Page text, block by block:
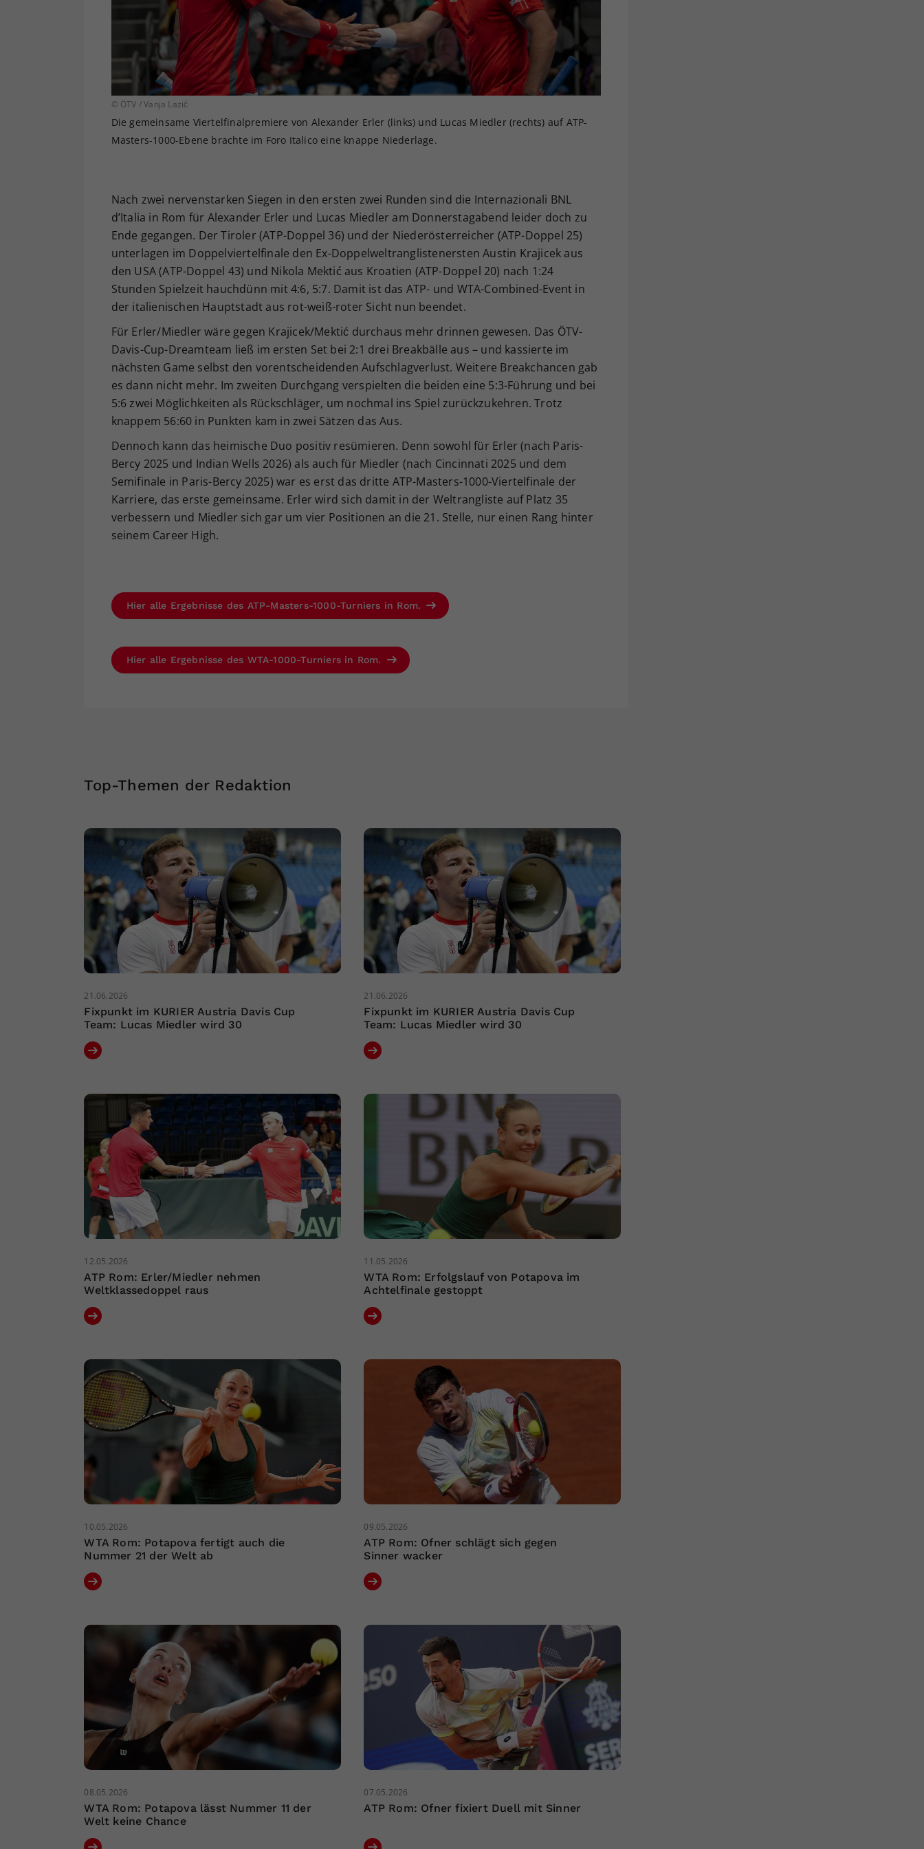
© ÖTV / Vanja Lazić
Die gemeinsame Viertelfinalpremiere von Alexander Erler (links) und Lucas Miedler (rechts) auf ATP-
Masters-1000-Ebene brachte im Foro Italico eine knappe Niederlage.
Nach zwei nervenstarken Siegen in den ersten zwei Runden sind die Internazionali BNL
d’Italia in Rom für Alexander Erler und Lucas Miedler am Donnerstagabend leider doch zu
Ende gegangen. Der Tiroler (ATP-Doppel 36) und der Niederösterreicher (ATP-Doppel 25)
unterlagen im Doppelviertelfinale den Ex-Doppelweltranglistenersten Austin Krajicek aus
den USA (ATP-Doppel 43) und Nikola Mektić aus Kroatien (ATP-Doppel 20) nach 1:24
Stunden Spielzeit hauchdünn mit 4:6, 5:7. Damit ist das ATP- und WTA-Combined-Event in
der italienischen Hauptstadt aus rot-weiß-roter Sicht nun beendet.
Für Erler/Miedler wäre gegen Krajicek/Mektić durchaus mehr drinnen gewesen. Das ÖTV-
Davis-Cup-Dreamteam ließ im ersten Set bei 2:1 drei Breakbälle aus – und kassierte im
nächsten Game selbst den vorentscheidenden Aufschlagverlust. Weitere Breakchancen gab
es dann nicht mehr. Im zweiten Durchgang verspielten die beiden eine 5:3-Führung und bei
5:6 zwei Möglichkeiten als Rückschläger, um nochmal ins Spiel zurückzukehren. Trotz
knappem 56:60 in Punkten kam in zwei Sätzen das Aus.
Dennoch kann das heimische Duo positiv resümieren. Denn sowohl für Erler (nach Paris-
Bercy 2025 und Indian Wells 2026) als auch für Miedler (nach Cincinnati 2025 und dem
Semifinale in Paris-Bercy 2025) war es erst das dritte ATP-Masters-1000-Viertelfinale der
Karriere, das erste gemeinsame. Erler wird sich damit in der Weltrangliste auf Platz 35
verbessern und Miedler sich gar um vier Positionen an die 21. Stelle, nur einen Rang hinter
seinem Career High.
Hier alle Ergebnisse des ATP-Masters-1000-Turniers in Rom.
Hier alle Ergebnisse des WTA-1000-Turniers in Rom.
Top-Themen der Redaktion
21.06.2026
Fixpunkt im KURIER Austria Davis Cup
Team: Lucas Miedler wird 30
21.06.2026
Fixpunkt im KURIER Austria Davis Cup
Team: Lucas Miedler wird 30
12.05.2026
ATP Rom: Erler/Miedler nehmen
Weltklassedoppel raus
11.05.2026
WTA Rom: Erfolgslauf von Potapova im
Achtelfinale gestoppt
10.05.2026
WTA Rom: Potapova fertigt auch die
Nummer 21 der Welt ab
09.05.2026
ATP Rom: Ofner schlägt sich gegen
Sinner wacker
08.05.2026
WTA Rom: Potapova lässt Nummer 11 der
Welt keine Chance
07.05.2026
ATP Rom: Ofner fixiert Duell mit Sinner
Ihrer vorgenommen Einstellungen, falls der
Webseiten-Betreiber dies eingestellt hat.